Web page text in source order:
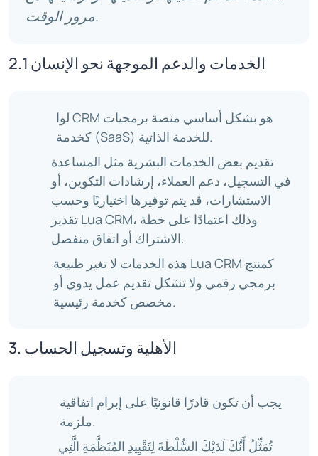
مرور الوقت.
2.1 الخدمات والدعم الموجهة نحو الإنسان
لوا CRM هو بشكل أساسي منصة برمجيات
كخدمة (SaaS) للخدمة الذاتية.
تقديم بعض الخدمات البشرية مثل المساعدة
في التسجيل، دعم العملاء، إرشادات التكوين، أو
الاستشارات، قد يتم توفيرها اختياريًا وحسب
تقدير Lua CRM، وذلك اعتمادًا على خطة
الاشتراك أو اتفاق منفصل.
هذه الخدمات لا تغير طبيعة Lua CRM كمنتج
برمجي رقمي ولا تشكل تقديم عمل يدوي أو
مخصص كخدمة رئيسية.
3. الأهلية وتسجيل الحساب
يجب أن تكون قادرًا قانونيًا على إبرام اتفاقية
ملزمة.
تُمَثِّلُ أَنَّكَ لَدَيْكَ السُّلْطَةَ لِتَقْيِيدِ المُنَظَّمَةِ الَّتِي